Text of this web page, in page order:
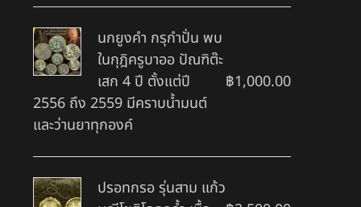
นกยูงคำ กรุกำปั่น พบ
ในกุฎิครูบาออ ปัณฑิต๊ะ
เสก 4 ปี ตั้งแต่ปี
2556 ถึง 2559 มีคราบน้ำมนต์
และว่านยาทุกองค์
฿1,000.00
ปรอทกรอ รุ่นสาม แก้ว